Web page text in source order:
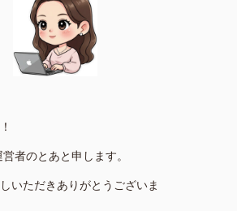
者のとあと申します。
いただきありがとうございま